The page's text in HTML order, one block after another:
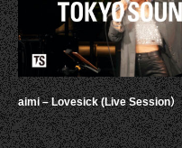
aimi – Lovesick (Live Session）